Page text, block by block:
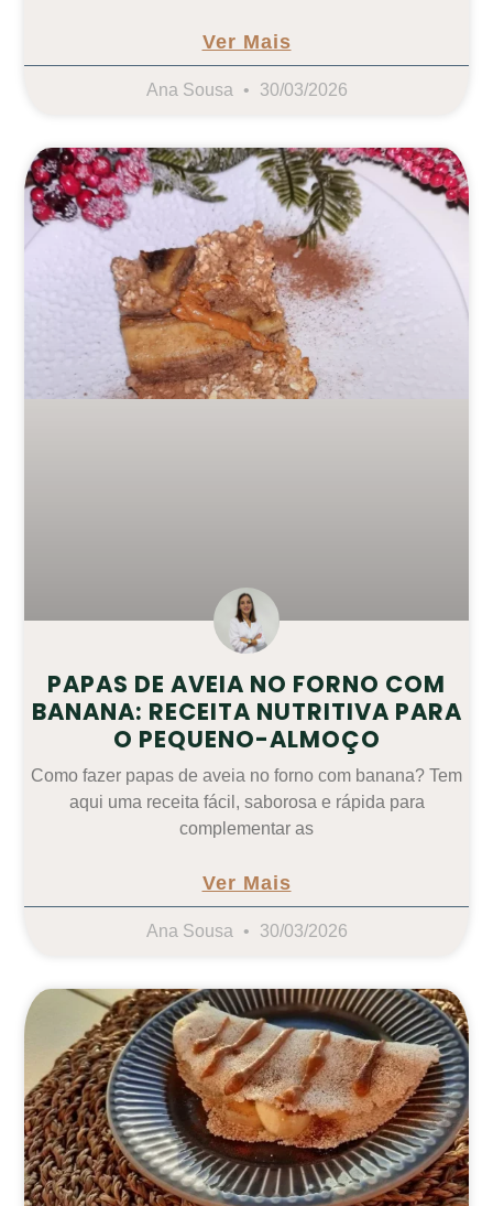
Ver Mais
Ana Sousa 30/03/2026
PAPAS DE AVEIA NO FORNO COM
BANANA: RECEITA NUTRITIVA PARA
O PEQUENO-ALMOÇO
Como fazer papas de aveia no forno com banana? Tem
aqui uma receita fácil, saborosa e rápida para
complementar as
Ver Mais
Ana Sousa 30/03/2026